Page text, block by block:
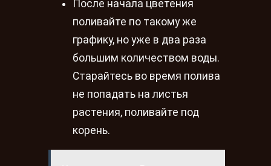
После начала цветения
поливайте по такому же
графику, но уже в два раза
большим количеством воды.
Старайтесь во время полива
не попадать на листья
растения, поливайте под
корень.